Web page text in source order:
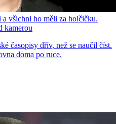
a všichni ho měli za holčičku.
kamerou
časopisy dřív, než se naučil číst.
doma po ruce.